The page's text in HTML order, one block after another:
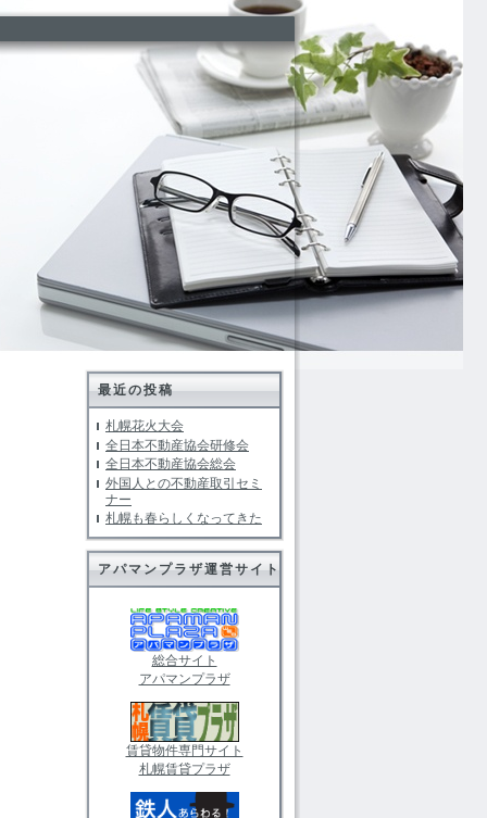
最近の投稿
札幌花火大会
全日本不動産協会研修会
全日本不動産協会総会
外国人との不動産取引セミ
ナー
札幌も春らしくなってきた
アパマンプラザ運営サイト
総合サイト
アパマンプラザ
賃貸物件専門サイト
札幌賃貸プラザ